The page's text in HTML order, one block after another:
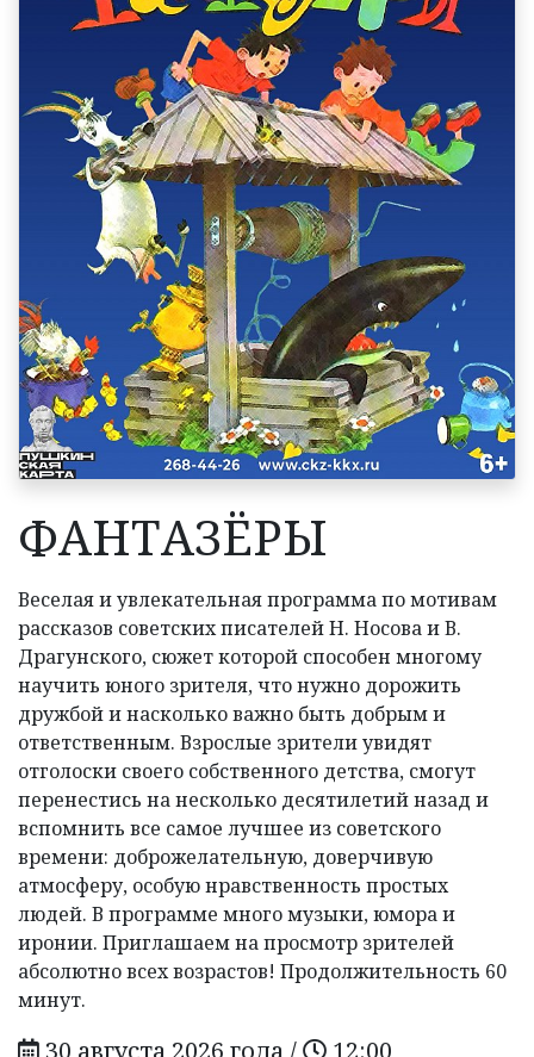
ФЕСТИВАЛИ
НОВОСТИ
УСЛУГИ
БОЛЬШОЙ ЗАЛ
МАЛЫЙ ЗАЛ
ФОЙЕ
ОРГАНИЗАЦИЯ МЕРОПРИЯТИЙ
ОРГАНИЗАЦИЯ ПИТАНИЯ
АФИША
ВИДЕО
КОНТАКТЫ
ФАНТАЗЁРЫ
Веселая и увлекательная программа по мотивам
рассказов советских писателей Н. Носова и В.
Драгунского, сюжет которой способен многому
научить юного зрителя, что нужно дорожить
дружбой и насколько важно быть добрым и
ответственным. Взрослые зрители увидят
отголоски своего собственного детства, смогут
перенестись на несколько десятилетий назад и
вспомнить все самое лучшее из советского
времени: доброжелательную, доверчивую
атмосферу, особую нравственность простых
людей. В программе много музыки, юмора и
иронии. Приглашаем на просмотр зрителей
абсолютно всех возрастов! Продолжительность 60
минут.